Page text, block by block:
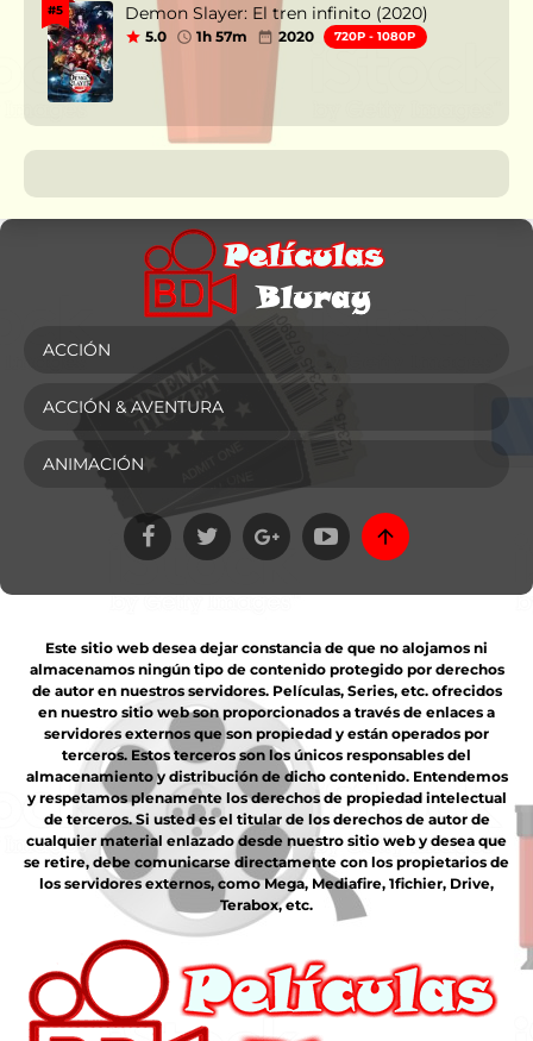
#5 Demon Slayer: El tren infinito (2020)
5.0 1h 57m 2020 720P - 1080P
ACCIÓN
ACCIÓN & AVENTURA
ANIMACIÓN
Este sitio web desea dejar constancia de que no alojamos ni
almacenamos ningún tipo de contenido protegido por derechos
de autor en nuestros servidores. Películas, Series, etc. ofrecidos
en nuestro sitio web son proporcionados a través de enlaces a
servidores externos que son propiedad y están operados por
terceros. Estos terceros son los únicos responsables del
almacenamiento y distribución de dicho contenido. Entendemos
y respetamos plenamente los derechos de propiedad intelectual
de terceros. Si usted es el titular de los derechos de autor de
cualquier material enlazado desde nuestro sitio web y desea que
se retire, debe comunicarse directamente con los propietarios de
los servidores externos, como Mega, Mediafire, 1fichier, Drive,
Terabox, etc.